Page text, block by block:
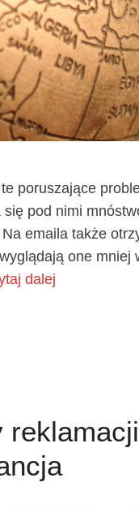
poruszające
pod nimi
emaila także
one mniej
dalej